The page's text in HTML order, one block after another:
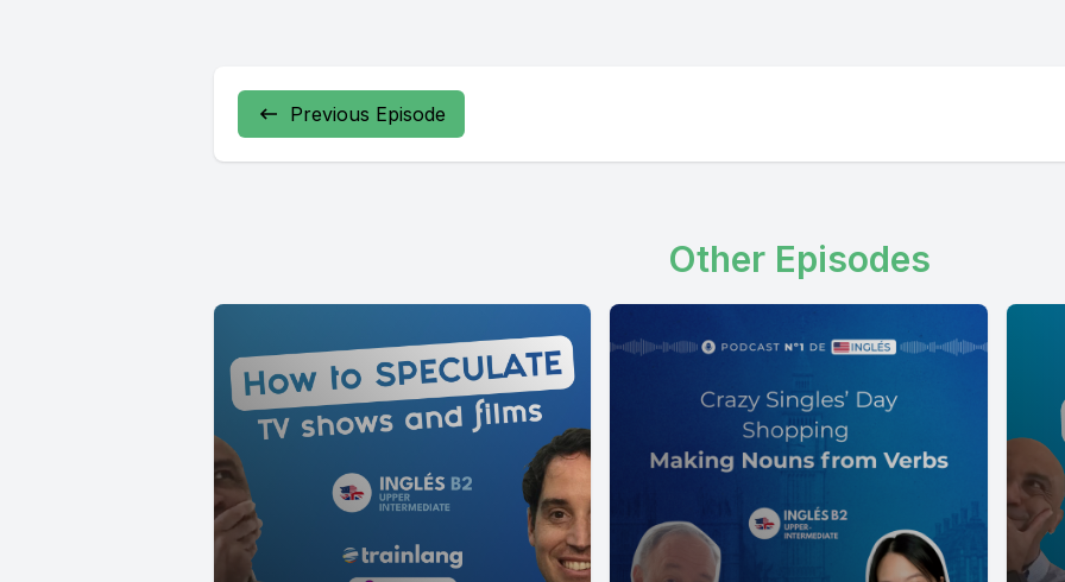
Previous Episode
Other Episodes